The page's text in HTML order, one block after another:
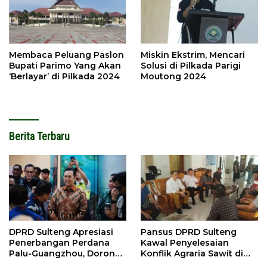
Membaca Peluang Paslon
Bupati Parimo Yang Akan
‘Berlayar’ di Pilkada 2024
Miskin Ekstrim, Mencari
Solusi di Pilkada Parigi
Moutong 2024
Berita Terbaru
DPRD Sulteng Apresiasi
Penerbangan Perdana
Palu-Guangzhou, Dorong
Pansus DPRD Sulteng
Kawal Penyelesaian
Konflik Agraria Sawit di